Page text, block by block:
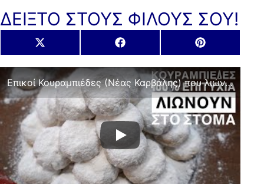
ΔΕΙΞΤΟ ΣΤΟΥΣ ΦΙΛΟΥΣ ΣΟΥ!
Share
on
X
(Twitter)
Share
on
Facebook
Share
on
Pinterest
Επικοί Κουραμπιέδες (Νέας Καρβάλης) που λιώνουν στο στόμα! Η μυστική συνταγή χωρίς πολύωρο χτύπημα!